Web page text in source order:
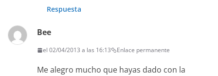
Respuesta
Bee
el 02/04/2013 a las 16:13 Enlace permanente
Me alegro mucho que hayas dado con la